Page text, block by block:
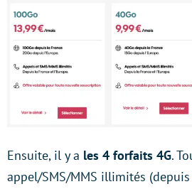
Ensuite, il y a les 4 forfaits 4G.
appel/SMS/MMS illimités (depuis